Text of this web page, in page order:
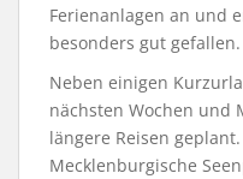
Ferienanlagen an und
besonders gut gefallen.
Neben einigen
nächsten Wochen und
längere Reisen
Mecklenburgische